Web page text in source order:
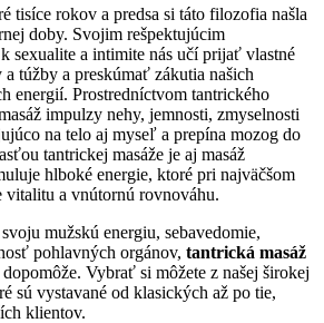
tisíce rokov a predsa si táto filozofia našla
doby. Svojim rešpektujúcim
sexualite a intimite nás učí prijať vlastné
túžby a preskúmať zákutia našich
energií. Prostredníctvom tantrického
impulzy nehy, jemnosti, zmyselnosti
na telo aj myseľ a prepína mozog do
tantrickej masáže je aj masáž
hlboké energie, ktoré pri najväčšom
a vnútornú rovnováhu.
mužskú energiu, sebavedomie,
pohlavných orgánov, tantrická masáž
Vybrať si môžete z našej širokej
sú vystavané od klasických až po tie,
klientov.